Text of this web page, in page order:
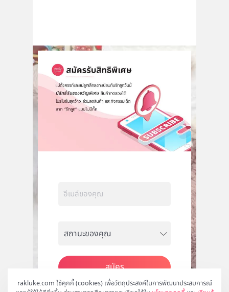
rakluke.com ใช้คุกกี้ (cookies) เพื่อวัตถุประสงค์ในการพัฒนาประสบการณ์
สมัคร